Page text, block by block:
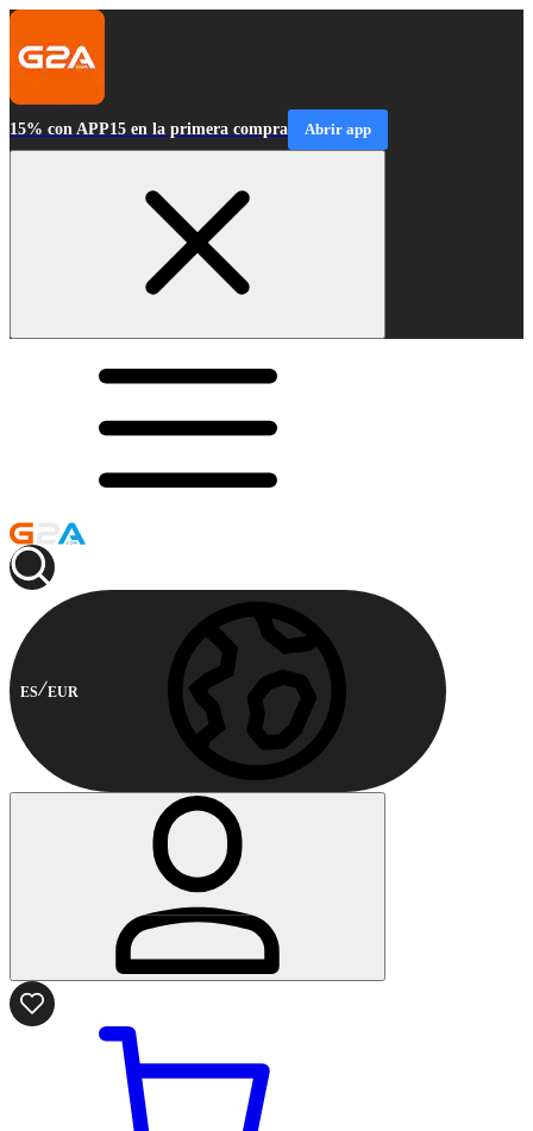
15% con APP15 en la primera compra Abrir app
ES EUR